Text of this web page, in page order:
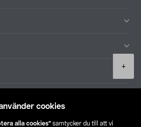
cookies
alla cookies” samtycker du till att vi
+
Hitta butik